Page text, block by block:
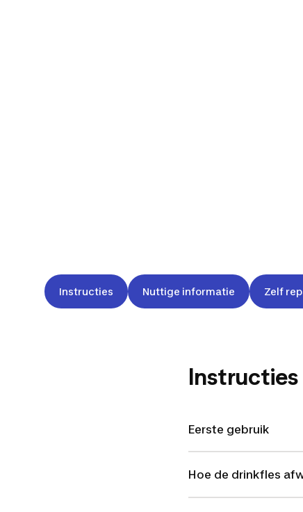
Instructies Nuttige informatie Zelf
Instructies
Eerste gebruik
Hoe de drinkfles